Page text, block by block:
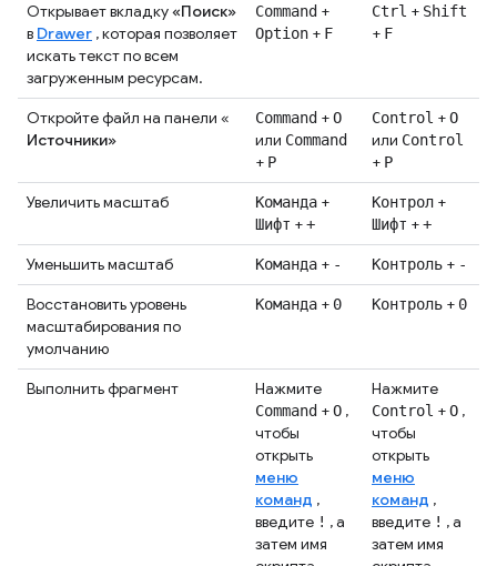
Открывает вкладку«Поиск»
в Drawer , которая позволяет
искать текст по всем
загруженным ресурсам.
Command +
Option + F
Ctrl + Shift
+ F
Откройте файл на панели «
Источники»
Command +O
или Command
+ P
Control +O
или Control
+ P
Увеличить масштаб Команда +
Шифт ++
Контрол +
Шифт ++
Уменьшить масштаб Команда + - Контроль + -
Восстановить уровень
масштабирования по
умолчанию
Команда + 0 Контроль + 0
Выполнить фрагмент Нажмите
Command +O ,
чтобы
открыть
меню
команд ,
введите ! , а
затем имя
Нажмите
Control +O ,
чтобы
открыть
меню
команд ,
введите ! , а
затем имя